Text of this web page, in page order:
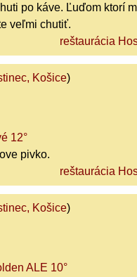
po káve. Ľuďom ktorí
veľmi chutiť.
reštaurácia
Košice)
12°
pivko.
reštaurácia
Košice)
ALE 10°